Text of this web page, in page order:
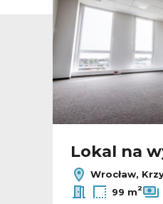
Lokal na
Wrocław,
99 m2